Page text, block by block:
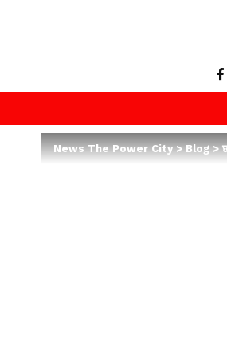
News The Power City>Blog>